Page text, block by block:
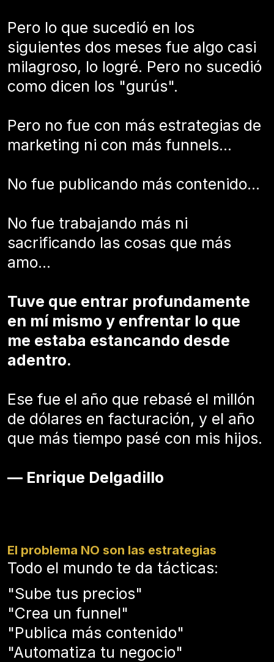
Pero lo que sucedió en los
siguientes dos meses fue algo casi
milagroso, lo logré. Pero no sucedió
como dicen los "gurús".
Pero no fue con más estrategias de
marketing ni con más funnels...
No fue publicando más contenido...
No fue trabajando más ni
sacrificando las cosas que más
amo...
Tuve que entrar profundamente
en mí mismo y enfrentar lo que
me estaba estancando desde
adentro.
Ese fue el año que rebasé el millón
de dólares en facturación, y el año
que más tiempo pasé con mis hijos.
— Enrique Delgadillo
El problema NO son las estrategias
Todo el mundo te da tácticas:
"Sube tus precios"
"Crea un funnel"
"Publica más contenido"
"Automatiza tu negocio"